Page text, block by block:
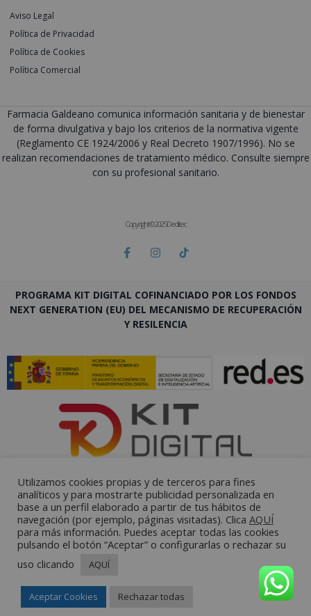
Aviso Legal
Política de Privacidad
Política de Cookies
Política Comercial
Farmacia Galdeano comunica información sanitaria y de bienestar
de forma divulgativa y bajo los criterios de la normativa vigente
(Reglamento CE 1924/2006 y Real Decreto 1907/1996). No se
realizan recomendaciones de tratamiento médico. Consulte siempre
con su profesional sanitario.
Copyright © 2025 Deditec
PROGRAMA KIT DIGITAL COFINANCIADO POR LOS FONDOS
NEXT GENERATION (EU) DEL MECANISMO DE RECUPERACIÓN
Y RESILENCIA
Utilizamos cookies propias y de terceros para fines
analíticos y para mostrarte publicidad personalizada en
base a un perfil elaborado a partir de tus hábitos de
navegación (por ejemplo, páginas visitadas). Clica AQUÍ
para más información. Puedes aceptar todas las cookies
pulsando el botón “Aceptar” o configurarlas o rechazar su
uso clicando
AQUÍ
Aceptar Cookies Rechazar todas